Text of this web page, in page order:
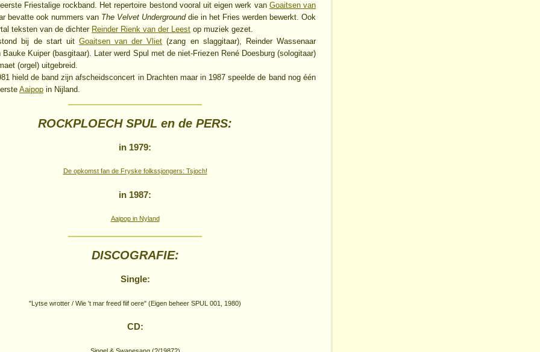
Friestalige rockband. Het repertoire bestond vooral uit eigen werk van Goaitsen van
bevatte ook nummers van The Velvet Undergrounddie in het Fries werden bewerkt. Ook
teksten van de dichter Reinder Rienk van der Leest op muziek gezet.
bij de start uit Goaitsen van der Vliet (zang en slaggitaar), Reinder Wassenaar
Bauke Kuiper (basgitaar). Later werd Spul met de niet-Friezen René Doesburg (sologitaar)
(orgel) uitgebreid.
hield de band zijn afscheidsconcert in Drachten maar in 1987 speelde de band nog één
Aaipop in Nijland.
ROCKPLOECH SPUL en de PERS:
in 1979:
De opkomst fan de Fryske folkssjongers: Tsjoch!
in 1987:
Aaipop in Nyland
DISCOGRAFIE:
Single:
"Lytse wrotter / Wie 't mar freed fiif oere" (Eigen beheer SPUL 001, 1980)
CD: